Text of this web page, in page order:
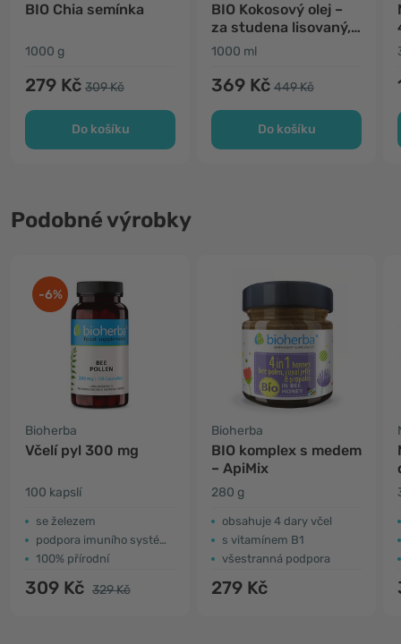
BIO Chia semínka
1000 g
279 Kč 309 Kč
Do košíku
BIO Kokosový olej –
za studena lisovaný,
nerafinovaný
1000 ml
369 Kč 449 Kč
Do košíku
Podobné výrobky
-6%
Bioherba
Včelí pyl 300 mg
100 kapslí
se železem
podpora imuního systému
100% přírodní
309 Kč 329 Kč
Bioherba
BIO komplex s medem
– ApiMix
280 g
obsahuje 4 dary včel
s vitamínem B1
všestranná podpora
279 Kč